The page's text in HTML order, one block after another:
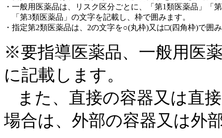
・一般用医薬品は、リスク区分ごとに、「第1類医薬品」「
「第3類医薬品」の文字を記載し、枠で囲みます。
・指定第2類医薬品は、2の文字を○(丸枠)又は□(四角枠)で囲
※要指導医薬品、一般用医
に記載します。
また、直接の容器又は直
場合は、外部の容器又は外